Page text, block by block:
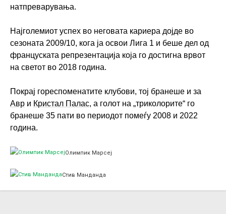
натпреварувања.
Најголемиот успех во неговата кариера дојде во
сезоната 2009/10, кога ја освои Лига 1 и беше дел од
француската репрезентација која го достигна врвот
на светот во 2018 година.
Покрај гореспоменатите клубови, тој бранеше и за
Авр и Кристал Палас, а голот на „триколорите“ го
бранеше 35 пати во периодот помеѓу 2008 и 2022
година.
Олимпик Марсеј
Стив Манданда